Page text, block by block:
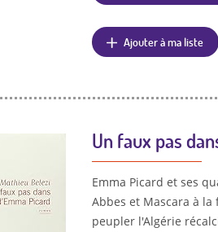
Ajouter à ma liste
Un faux pas
Emma Picard et ses
Abbes et Mascara à
peupler l'Algérie